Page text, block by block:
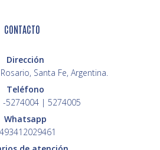
CONTACTO
Dirección
Santa Fe, Argentina.
Teléfono
-5274004 | 5274005
Whatsapp